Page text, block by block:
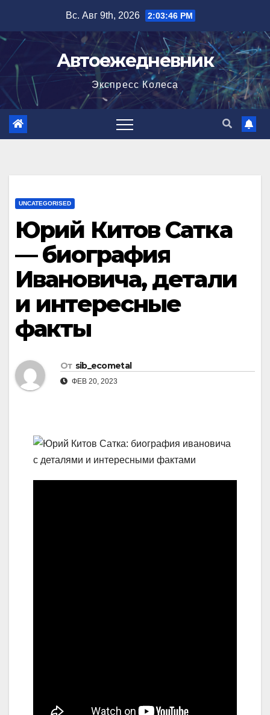
содержимому
Вс. Авг 9th, 2026 2:03:47 PM
Автоежедневник
Экспресс Колеса
UNCATEGORISED
Юрий Китов Сатка
— биография
Ивановича, детали
и интересные
факты
От sib_ecometal
ФЕВ 20, 2023